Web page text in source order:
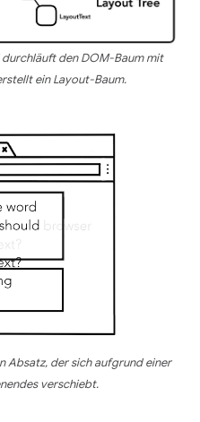
den DOM-Baum mit
ein Layout-Baum.
Absatz, der sich aufgrund einer
verschiebt.